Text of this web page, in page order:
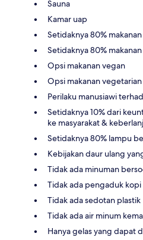
Sauna
Kamar uap
Setidaknya 80%
Setidaknya 80%
Opsi makanan vegan
Opsi makanan vegetarian
Perilaku manusiawi
Setidaknya 10% dari
ke masyarakat &
Setidaknya 80% lampu
Kebijakan daur ulang
Tidak ada minuman
Tidak ada pengaduk kopi
Tidak ada sedotan plastik
Tidak ada air minum
Hanya gelas yang dapat